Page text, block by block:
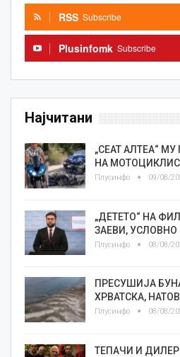
RSS Subscribe
Plusinfomk Subscribe
Најчитани
„СЕАТ АЛТЕА“
НА
Плусинфо 09/08/
„ДЕТЕТО“ НА
ЗАЕВИ,
Плусинфо 08/08/
ПРЕСУШИЈА
ХРВАТСКА,
Плусинфо 08/08/
TEПАЧИ И